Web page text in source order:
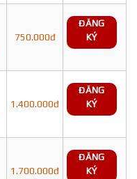
750.000đ
ĐĂNG
KÝ
1.400.000đ
ĐĂNG
KÝ
1.700.000đ
ĐĂNG
KÝ